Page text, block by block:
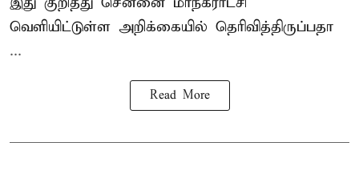
வெளியிட்டுள்ள அறிக்கையில் தெரிவித்திருப்பதா
...
Read More